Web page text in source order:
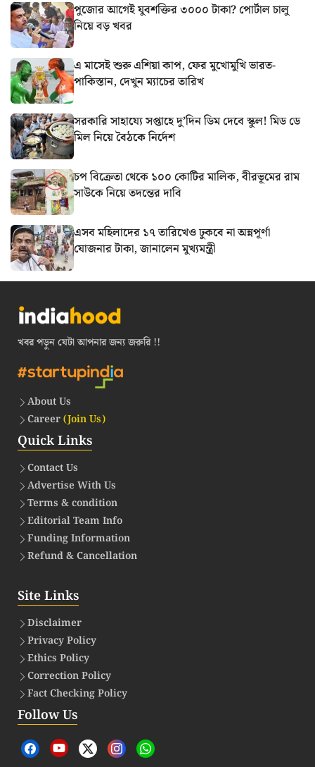
পুজোর আগেই যুবশক্তির ৩০০০ টাকা? পোর্টাল চালু
নিয়ে বড় খবর
এ মাসেই শুরু এশিয়া কাপ, ফের মুখোমুখি ভারত-
পাকিস্তান, দেখুন ম্যাচের তারিখ
সরকারি সাহায্যে সপ্তাহে দু’দিন ডিম দেবে স্কুল! মিড ডে
মিল নিয়ে বৈঠকে নির্দেশ
চপ বিক্রেতা থেকে ১০০ কোটির মালিক, বীরভূমের রাম
সাউকে নিয়ে তদন্তের দাবি
এসব মহিলাদের ১৭ তারিখেও ঢুকবে না অন্নপূর্ণা
যোজনার টাকা, জানালেন মুখ্যমন্ত্রী
খবর পড়ুন যেটা আপনার জন্য জরুরি !!
About Us
Career(Join Us)
Quick Links
Contact Us
Advertise With Us
Terms & condition
Editorial Team Info
Funding Information
Refund & Cancellation
Site Links
Disclaimer
Privacy Policy
Ethics Policy
Correction Policy
Fact Checking Policy
Follow Us